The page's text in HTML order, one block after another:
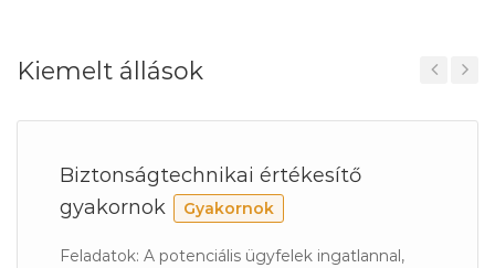
Gyakornok
Kiemelt állások
Biztonságtechnikai értékesítő
gyakornok
Gyakornok
Feladatok: A potenciális ügyfelek ingatlannal,